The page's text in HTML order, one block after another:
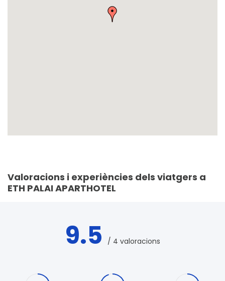
Valoracions i experiències dels viatgers a
ETH PALAI APARTHOTEL
9.5 / 4 valoracions